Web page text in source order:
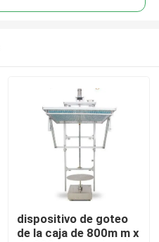
dispositivo de goteo
de la caja de 800m m x